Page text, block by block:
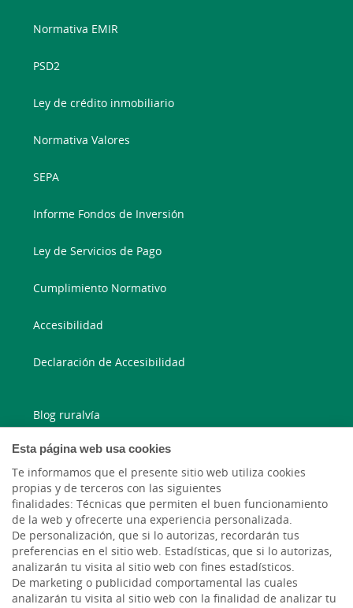
Esta página web usa cookies
Te informamos que el presente sitio web utiliza cookies
propias y de terceros con las siguientes
finalidades: Técnicas que permiten el buen funcionamiento
de la web y ofrecerte una experiencia personalizada.
De personalización, que si lo autorizas, recordarán tus
preferencias en el sitio web. Estadísticas, que si lo autorizas,
analizarán tu visita al sitio web con fines estadísticos.
De marketing o publicidad comportamental las cuales
analizarán tu visita al sitio web con la finalidad de analizar tu
Normativa EMIR
PSD2
Ley de crédito inmobiliario
Normativa Valores
SEPA
Informe Fondos de Inversión
Ley de Servicios de Pago
Cumplimiento Normativo
Accesibilidad
Declaración de Accesibilidad
Blog ruralvía
Blog Joven In
Facebook
Twitter